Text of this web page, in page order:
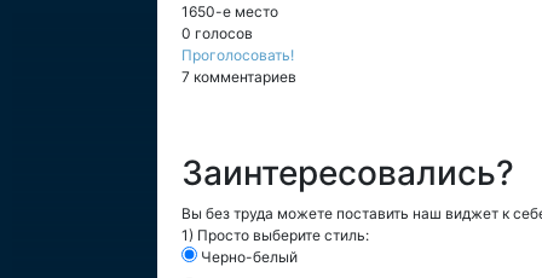
1650-е место
0 голосов
Проголосовать!
7 комментариев
Заинтересовались?
Вы без труда можете поставить наш виджет к
1) Просто выберите стиль:
Черно-белый